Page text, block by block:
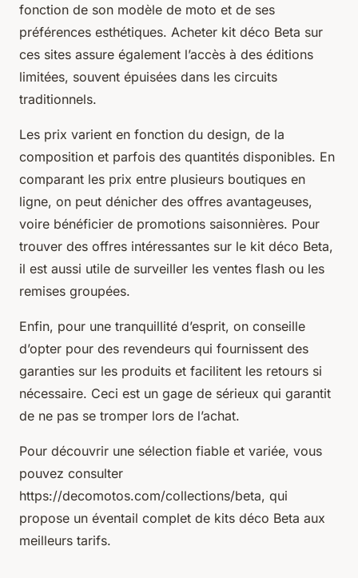
fonction de son modèle de moto et de ses
préférences esthétiques. Acheter kit déco Beta sur
ces sites assure également l’accès à des éditions
limitées, souvent épuisées dans les circuits
traditionnels.
Les prix varient en fonction du design, de la
composition et parfois des quantités disponibles. En
comparant les prix entre plusieurs boutiques en
ligne, on peut dénicher des offres avantageuses,
voire bénéficier de promotions saisonnières. Pour
trouver des offres intéressantes sur le kit déco Beta,
il est aussi utile de surveiller les ventes flash ou les
remises groupées.
Enfin, pour une tranquillité d’esprit, on conseille
d’opter pour des revendeurs qui fournissent des
garanties sur les produits et facilitent les retours si
nécessaire. Ceci est un gage de sérieux qui garantit
de ne pas se tromper lors de l’achat.
Pour découvrir une sélection fiable et variée, vous
pouvez consulter
https://decomotos.com/collections/beta, qui
propose un éventail complet de kits déco Beta aux
meilleurs tarifs.